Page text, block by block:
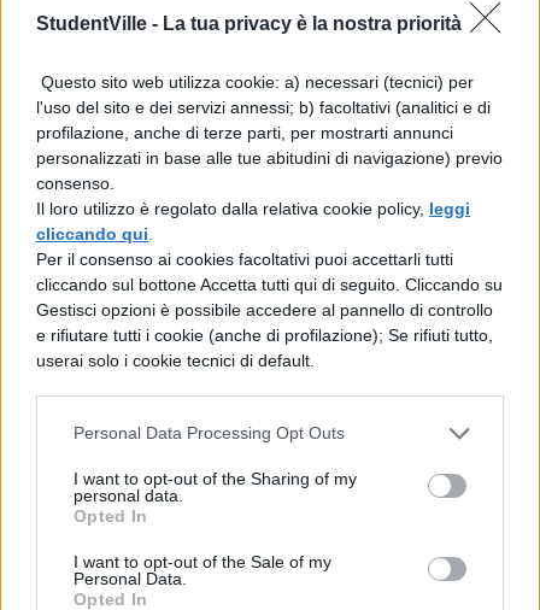
StudentVille - La tua privacy è la nostra priorità
Questo sito web utilizza cookie: a) necessari (tecnici) per
l'uso del sito e dei servizi annessi; b) facoltativi (analitici e di
profilazione, anche di terze parti, per mostrarti annunci
personalizzati in base alle tue abitudini di navigazione) previo
consenso.
Il loro utilizzo è regolato dalla relativa cookie policy, leggi
cliccando qui
Per il consenso ai cookies facoltativi puoi accettarli tutti
cliccando sul bottone Accetta tutti qui di seguito. Cliccando su
Gestisci opzioni è possibile accedere al pannello di controllo
e rifiutare tutti i cookie (anche di profilazione); Se rifiuti tutto,
userai solo i cookie tecnici di default.
Personal Data Processing Opt Outs
I want to opt-out of the Sharing of my
personal data.
Opted In
I want to opt-out of the Sale of my
Personal Data.
Opted In
vietato prendere possesso di fatto del foro",
dove fu arso il cadavere", si tutela il diritto
dei sepolcreti. Queste disposizioni esistono
nelle dodici tavole, assolutamente secondo
natura, la quale è norma di legge; il resto è
contemplato dalla consuetudine: venga
celebrato il funerale come è annunziato, se
sia accompagnato da giochi, e che il
direttore del corteo si serva di un sostituto